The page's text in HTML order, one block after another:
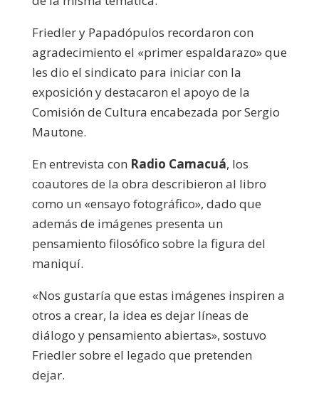
Friedler y Papadópulos recordaron con
agradecimiento el «primer espaldarazo» que
les dio el sindicato para iniciar con la
exposición y destacaron el apoyo de la
Comisión de Cultura encabezada por Sergio
Mautone.
En entrevista con Radio Camacuá, los
coautores de la obra describieron al libro
como un «ensayo fotográfico», dado que
además de imágenes presenta un
pensamiento filosófico sobre la figura del
maniquí.
«Nos gustaría que estas imágenes inspiren a
otros a crear, la idea es dejar líneas de
diálogo y pensamiento abiertas», sostuvo
Friedler sobre el legado que pretenden
dejar.